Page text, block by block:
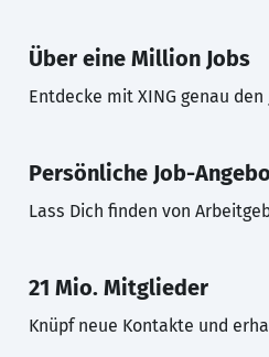
Über eine Million Jobs
Entdecke mit XING genau
Persönliche Job-
Lass Dich finden von
21 Mio. Mitglieder
Knüpf neue Kontakte und